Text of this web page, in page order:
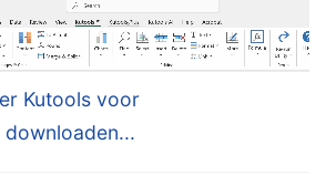
Kutools voor
downloaden...